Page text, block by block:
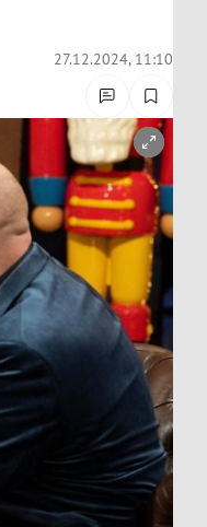
27.12.2024, 11:10